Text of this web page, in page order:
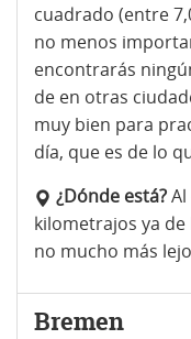
cuadrado (entre
no menos
encontrarás
de en otras
muy bien para
día, que es de lo
¿Dónde está?
kilometrajos ya de
no mucho más
Bremen